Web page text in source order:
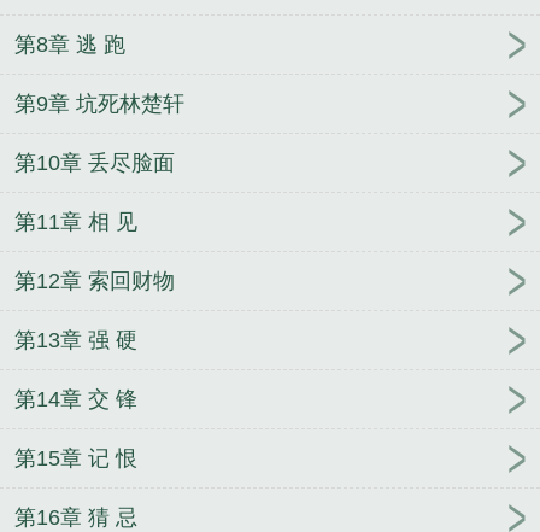
第8章 逃 跑
第9章 坑死林楚轩
第10章 丢尽脸面
第11章 相 见
第12章 索回财物
第13章 强 硬
第14章 交 锋
第15章 记 恨
第16章 猜 忌